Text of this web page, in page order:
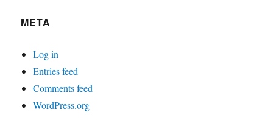
META
Log in
Entries feed
Comments feed
WordPress.org